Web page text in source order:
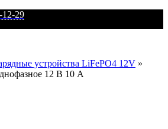
12-29
устройства LiFePO4 12V »
12 В 10 А